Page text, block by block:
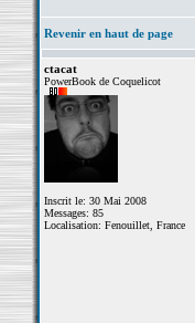
Revenir en haut de page
ctacat
PowerBook de Coquelicot
Inscrit le: 30 Mai 2008
Messages: 85
Localisation: Fenouillet, France